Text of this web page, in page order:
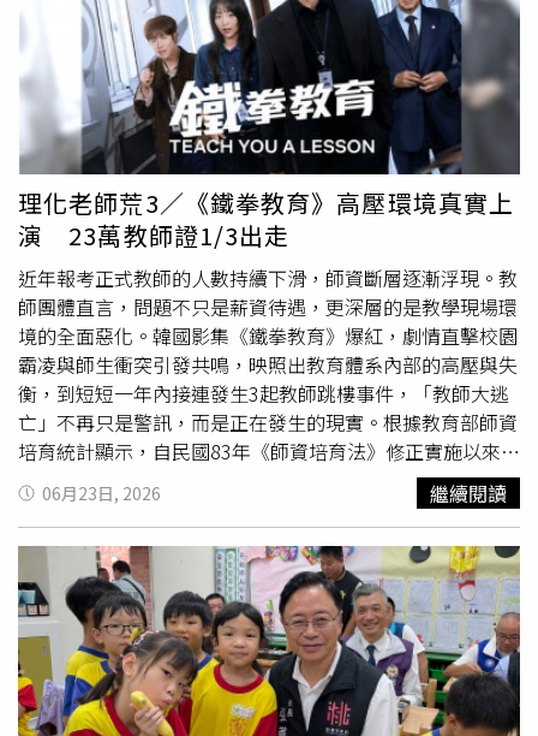
定小於2公頃農地不得變更種電，2公頃以上農地光電開發實
質審查權收歸中央，同月31日修法生效，在短短23天內，
全台湧入超過2000件審查案，苗栗則有含竹森案場內的220
案，由縣府逕自審查，無須中央認可，並不受新法約束。普
登公司申請竹森案場時，承諾保留原始林態和綠地，卻在取
得開發權後就將其轉手，新業者則粗暴開發、剷平山林。
（圖／台灣石虎保育協會提供）台灣石虎保育協會當時極力
反對，認為竹森案場林相完整、保持高度生態價值，是石虎
最重要的活動棲地與生態廊道，且石虎在當地活動活躍，此
例一開將是石虎保育重大挫敗，面對大眾的質疑和撻伐，普
登當時承諾保留原始林態和綠地滅火，山林卻在2025年底
遭刨除，一片翠綠頓時成為光禿黃土。石虎保育協會專員陳
祺忠表示，普登在取得本案開發許可後，就將案場轉手賣
出，新業者卻絲毫不尊重環境，選擇用最粗暴的方式剷平山
頭，連當時承諾保留的森林氛圍也一併刨除，要求縣府即刻
開罰、恢復原狀，但縣府現勘後確認為水土保持施工中，暫
查無不法。普登的爭議不僅於此，他承包苗栗縣11所國中小
學光電球場，卻在得標後爆發財務危機，僅2間學校入場施
作，其餘9校則沒有動工，最終導致工程爛尾， 11所學校
因而先後完成解約，當中8校則向法院聲請支付命令，全案
已進入司法程序。台灣石虎保育協會專員陳祺忠盼政府能制
定退場機制，讓迫害生態的光電業者能停止營業、打包離
開。（圖／本刊影音組）「目前綠電最嚴重的問題，是他蓋
了就沒有退場的空間。」陳祺忠表示，目前政府對光電業者
管理量能不足，開罰金額對多數業者來說也是不痛不癢，呼
理化老師荒3／《鐵拳教育》高壓環境真實上
演 23萬教師證1/3出走
近年報考正式教師的人數持續下滑，師資斷層逐漸浮現。教
師團體直言，問題不只是薪資待遇，更深層的是教學現場環
境的全面惡化。韓國影集《鐵拳教育》爆紅，劇情直擊校園
霸凌與師生衝突引發共鳴，映照出教育體系內部的高壓與失
衡，到短短一年內接連發生3起教師跳樓事件，「教師大逃
亡」不再只是警訊，而是正在發生的現實。根據教育部師資
培育統計顯示，自民國83年《師資培育法》修正實施以來，
累計約有23萬人取得合格教師證，但其中高達三分之一（逾
7.5萬名）儲備教師並未進入教學現場，整體任教率僅約
67%。當老師面臨日益沉重的法律責任、申訴風險及親師衝
突時，為避免爭議與自我保護，越來越多老師採取「多一事
不如少一事」消極的防禦性教學。（圖／報系資料庫）新北
市教育人員產業工會副理事長黃國政認為，願投入教職體系
的人數下降，關鍵在於，當前教師的角色早已不只是單純教
學，還需處理各式投訴與濫訴的壓力。面對部分被形容為
「小霸王」的學生，教師往往陷入「管也不對、不管也不
06月23日, 2026 繼續閱讀